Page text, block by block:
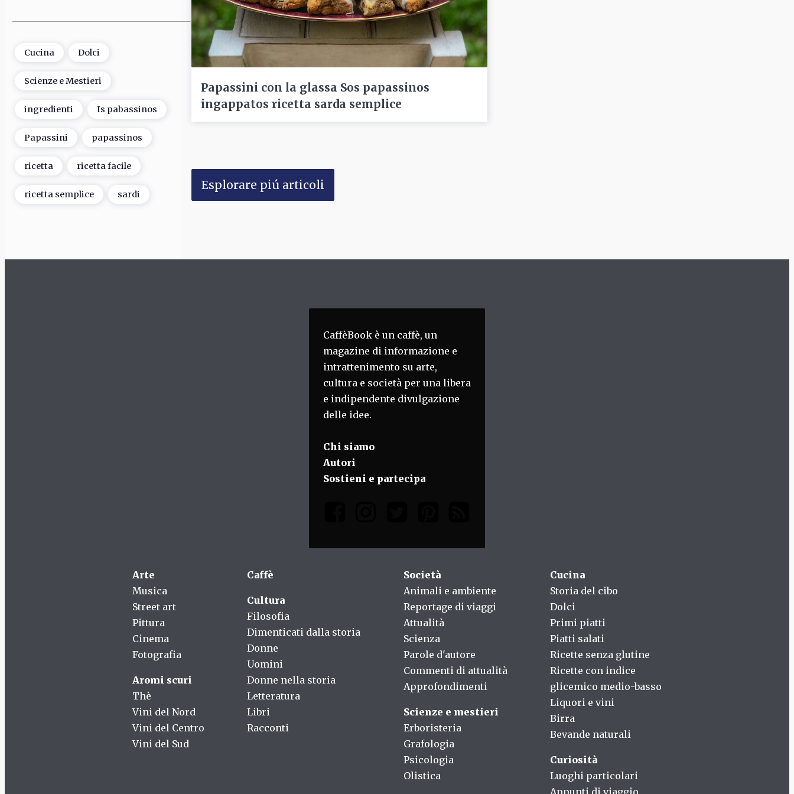
Cucina Dolci
Scienze e Mestieri
ingredienti Is pabassinos
Papassini papassinos
ricetta ricetta facile
ricetta semplice sardi
Papassini con la glassa Sos papassinos
ingappatos ricetta sarda semplice
Esplorare piú articoli
CaffèBook è un caffè, un
magazine di informazione e
intrattenimento su arte,
cultura e società per una libera
e indipendente divulgazione
delle idee.
Chi siamo
Autori
Sostieni e partecipa
Arte
Musica
Street art
Pittura
Cinema
Fotografia
Aromi scuri
Thè
Vini del Nord
Vini del Centro
Vini del Sud
Caffè
Cultura
Filosofia
Dimenticati dalla storia
Donne
Uomini
Donne nella storia
Letteratura
Libri
Racconti
Società
Animali e ambiente
Reportage di viaggi
Attualità
Scienza
Parole d'autore
Commenti di attualità
Approfondimenti
Scienze e mestieri
Erboristeria
Grafologia
Psicologia
Olistica
Cucina
Storia del cibo
Dolci
Primi piatti
Piatti salati
Ricette senza glutine
Ricette con indice
glicemico medio-basso
Liquori e vini
Birra
Bevande naturali
Curiosità
Luoghi particolari